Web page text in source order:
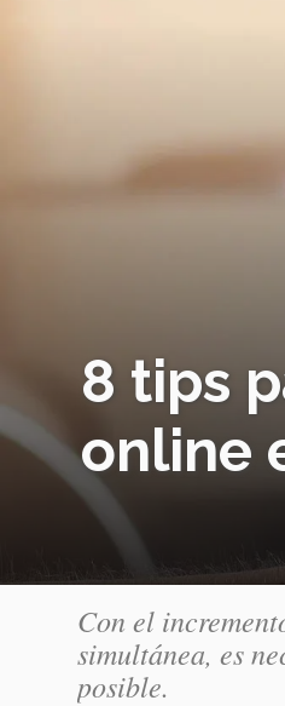
8 tips
online
Con el
simultánea, es
posible.